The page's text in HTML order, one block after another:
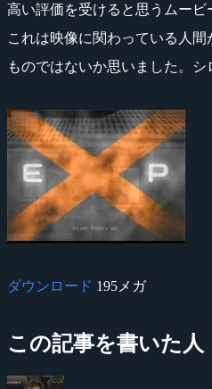
高い評価を受けると思うムービ
これは映像に関わっている人間
ものではないか思いました。シ
ダウンロード 195メガ
この記事を書いた人